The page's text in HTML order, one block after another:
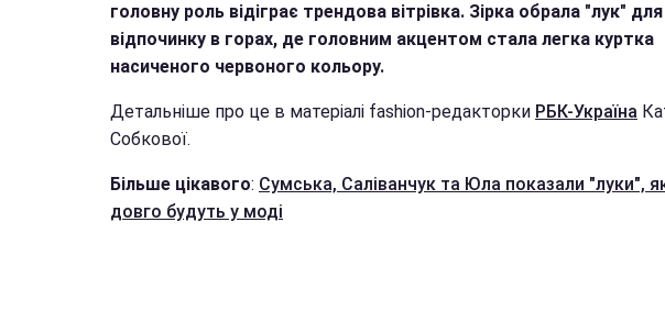
головну роль відіграє трендова вітрівка. Зірка обрала "лук" для
відпочинку в горах, де головним акцентом стала легка куртка
насиченого червоного кольору.
Детальніше про це в матеріалі fashion-редакторки РБК-Україна
Собкової.
Більше цікавого: Сумська, Саліванчук та Юла показали "луки",
довго будуть у моді